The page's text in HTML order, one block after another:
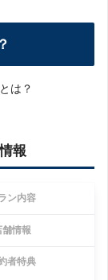
報
ン内容
舗情報
者特典